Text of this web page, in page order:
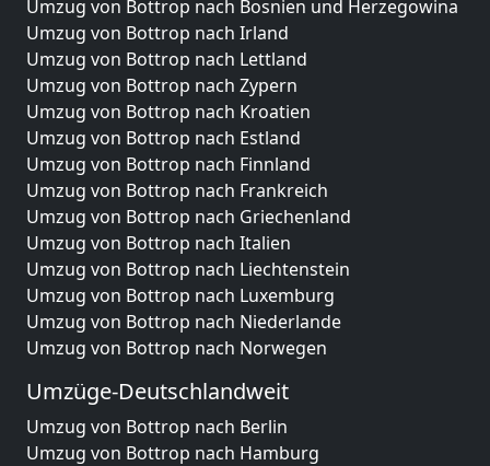
Umzug von Bottrop nach Bosnien und Herzegowina
Umzug von Bottrop nach Irland
Umzug von Bottrop nach Lettland
Umzug von Bottrop nach Zypern
Umzug von Bottrop nach Kroatien
Umzug von Bottrop nach Estland
Umzug von Bottrop nach Finnland
Umzug von Bottrop nach Frankreich
Umzug von Bottrop nach Griechenland
Umzug von Bottrop nach Italien
Umzug von Bottrop nach Liechtenstein
Umzug von Bottrop nach Luxemburg
Umzug von Bottrop nach Niederlande
Umzug von Bottrop nach Norwegen
Umzüge-Deutschlandweit
Umzug von Bottrop nach Berlin
Umzug von Bottrop nach Hamburg